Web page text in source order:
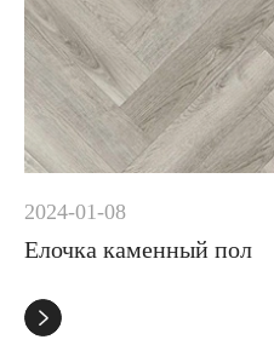
2024-01-08
Елочка каменный пол
